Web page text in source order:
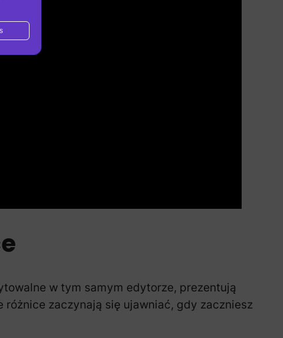
w tym samym edytorze, prezentują
zaczynają się ujawniać, gdy zaczniesz